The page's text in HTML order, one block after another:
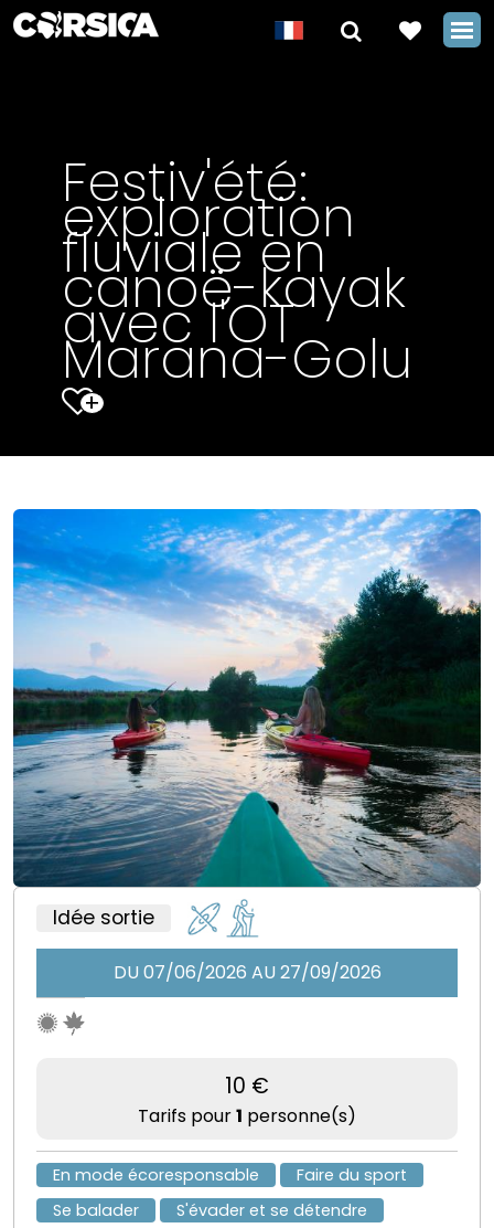
Festiv'été:
exploration
fluviale en
canoë-kayak
avec l'OT
Marana-Golu
+
Idée sortie
DU 07/06/2026 AU 27/09/2026
10 €
Tarifs pour1 personne(s)
En mode écoresponsable
Faire du sport
Se balader
S'évader et se détendre